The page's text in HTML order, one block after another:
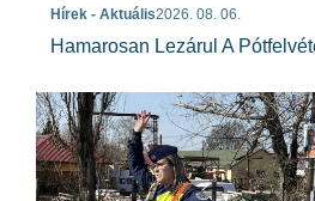
Hírek - Aktuális2026. 08. 06.
Hamarosan Lezárul A